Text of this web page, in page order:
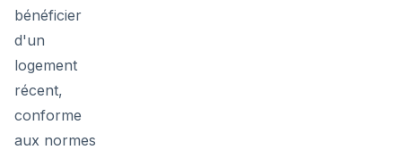
bénéficier
d'un
logement
récent,
conforme
aux normes